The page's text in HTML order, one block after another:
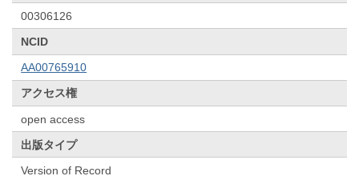
00306126
NCID
AA00765910
アクセス権
open access
出版タイプ
Version of Record